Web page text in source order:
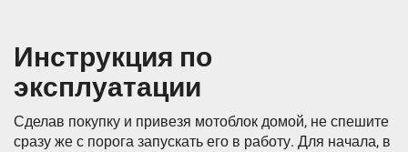
Инструкция по
эксплуатации
Сделав покупку и привезя мотоблок домой, не спешите
сразу же с порога запускать его в работу. Для начала, в